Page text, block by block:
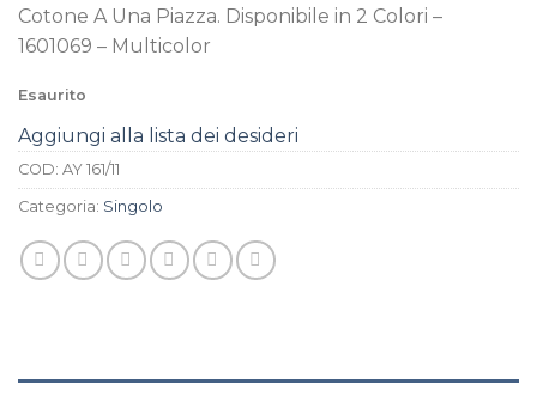
Cotone A Una Piazza. Disponibile in 2 Colori –
1601069 – Multicolor
Esaurito
Aggiungi alla lista dei desideri
COD: AY 161/11
Categoria: Singolo